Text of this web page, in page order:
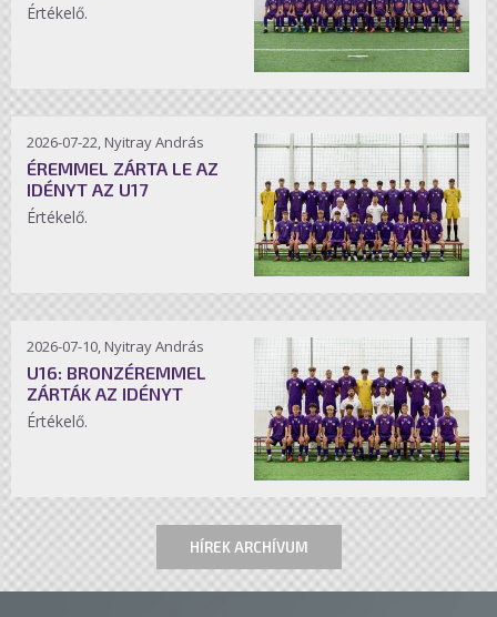
Értékelő.
2026-07-22, Nyitray András
ÉREMMEL ZÁRTA LE AZ
IDÉNYT AZ U17
Értékelő.
2026-07-10, Nyitray András
U16: BRONZÉREMMEL
ZÁRTÁK AZ IDÉNYT
Értékelő.
HÍREK ARCHÍVUM